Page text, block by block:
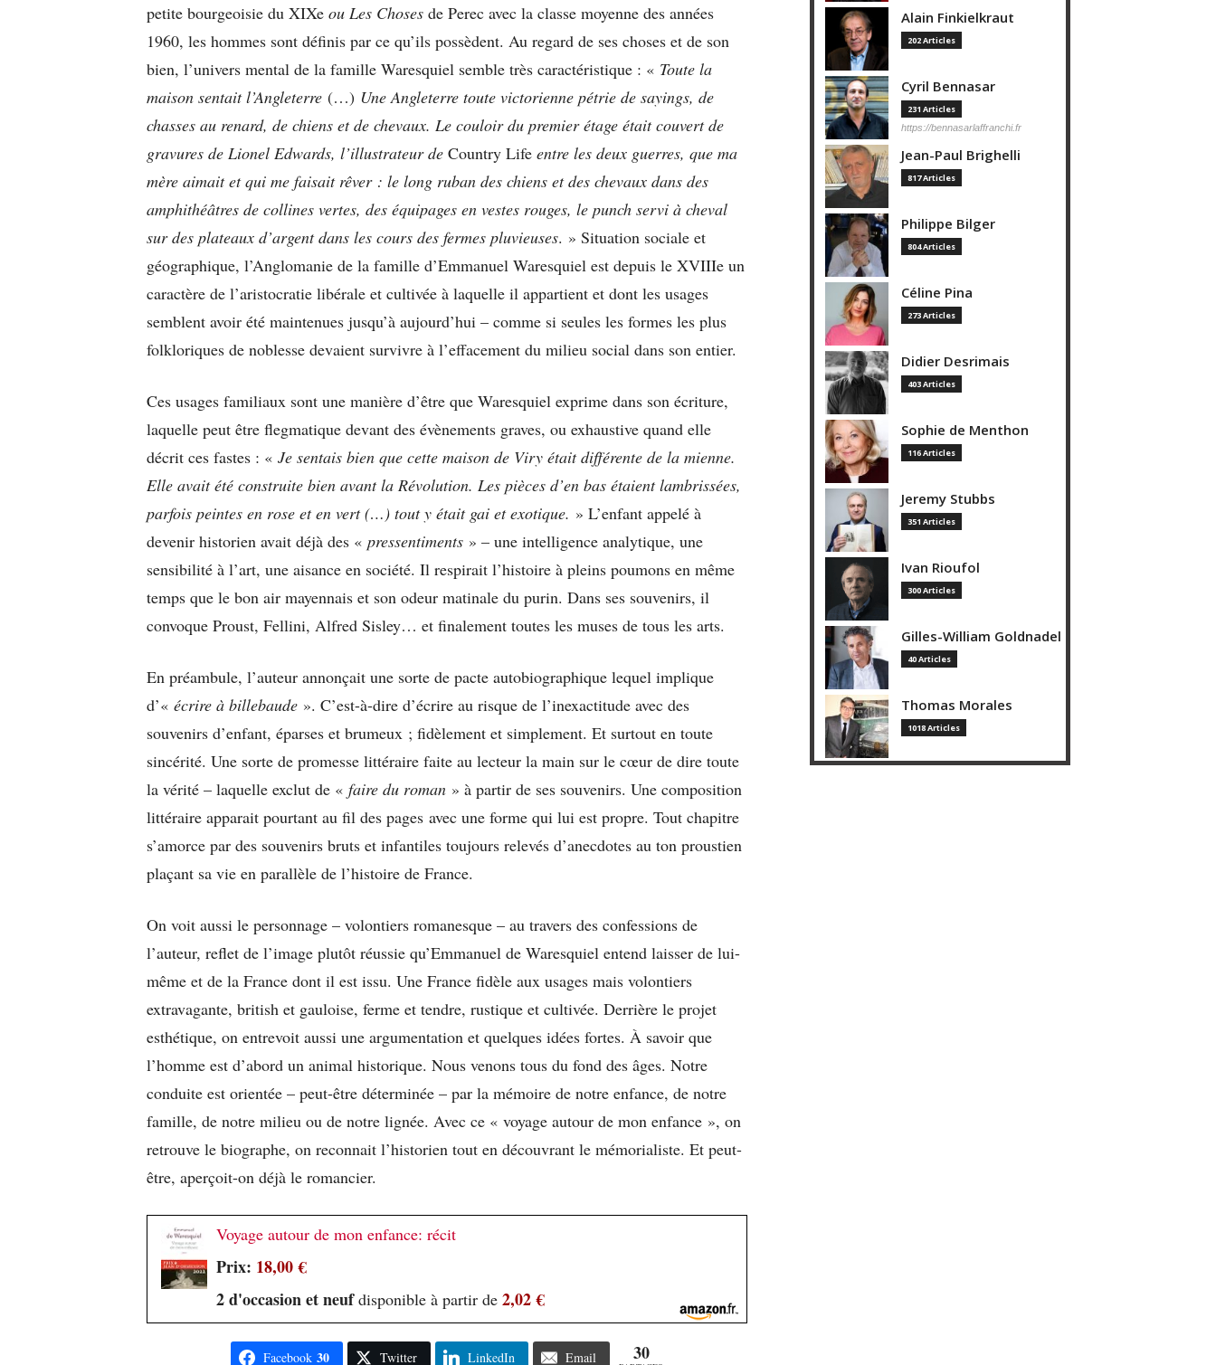
petite bourgeoisie du XIXe ou Les Choses de Perec avec la classe moyenne des années
1960, les hommes sont définis par ce qu’ils possèdent. Au regard de ses choses et de son
bien, l’univers mental de la famille Waresquiel semble très caractéristique : « Toute la
maison sentait l’Angleterre (…) Une Angleterre toute victorienne pétrie de sayings, de
chasses au renard, de chiens et de chevaux. Le couloir du premier étage était couvert de
gravures de Lionel Edwards, l’illustrateur de Country Life entre les deux guerres, que ma
mère aimait et qui me faisait rêver : le long ruban des chiens et des chevaux dans des
amphithéâtres de collines vertes, des équipages en vestes rouges, le punch servi à cheval
sur des plateaux d’argent dans les cours des fermes pluvieuses. » Situation sociale et
géographique, l’Anglomanie de la famille d’Emmanuel Waresquiel est depuis le XVIIIe un
caractère de l’aristocratie libérale et cultivée à laquelle il appartient et dont les usages
semblent avoir été maintenues jusqu’à aujourd’hui – comme si seules les formes les plus
folkloriques de noblesse devaient survivre à l’effacement du milieu social dans son entier.
Ces usages familiaux sont une manière d’être que Waresquiel exprime dans son écriture,
laquelle peut être flegmatique devant des évènements graves, ou exhaustive quand elle
décrit ces fastes : « Je sentais bien que cette maison de Viry était différente de la mienne.
Elle avait été construite bien avant la Révolution. Les pièces d’en bas étaient lambrissées,
parfois peintes en rose et en vert (…) tout y était gai et exotique. » L’enfant appelé à
devenir historien avait déjà des « pressentiments » – une intelligence analytique, une
sensibilité à l’art, une aisance en société. Il respirait l’histoire à pleins poumons en même
temps que le bon air mayennais et son odeur matinale du purin. Dans ses souvenirs, il
convoque Proust, Fellini, Alfred Sisley… et finalement toutes les muses de tous les arts.
En préambule, l’auteur annonçait une sorte de pacte autobiographique lequel implique
d’« écrire à billebaude ». C’est-à-dire d’écrire au risque de l’inexactitude avec des
souvenirs d’enfant, éparses et brumeux ; fidèlement et simplement. Et surtout en toute
sincérité. Une sorte de promesse littéraire faite au lecteur la main sur le cœur de dire toute
la vérité – laquelle exclut de « faire du roman » à partir de ses souvenirs. Une composition
littéraire apparait pourtant au fil des pages avec une forme qui lui est propre. Tout chapitre
s’amorce par des souvenirs bruts et infantiles toujours relevés d’anecdotes au ton proustien
plaçant sa vie en parallèle de l’histoire de France.
On voit aussi le personnage – volontiers romanesque – au travers des confessions de
l’auteur, reflet de l’image plutôt réussie qu’Emmanuel de Waresquiel entend laisser de lui-
même et de la France dont il est issu. Une France fidèle aux usages mais volontiers
extravagante, british et gauloise, ferme et tendre, rustique et cultivée. Derrière le projet
esthétique, on entrevoit aussi une argumentation et quelques idées fortes. À savoir que
l’homme est d’abord un animal historique. Nous venons tous du fond des âges. Notre
conduite est orientée – peut-être déterminée – par la mémoire de notre enfance, de notre
famille, de notre milieu ou de notre lignée. Avec ce « voyage autour de mon enfance », on
retrouve le biographe, on reconnait l’historien tout en découvrant le mémorialiste. Et peut-
être, aperçoit-on déjà le romancier.
Voyage autour de mon enfance: récit
Prix: 18,00 €
2 d'occasion et neufdisponible à partir de 2,02 €
Facebook 30 Twitter LinkedIn Email 30
Alain Finkielkraut
202 Articles
Cyril Bennasar
231 Articles
https://bennasarlaffranchi.fr
Jean-Paul Brighelli
817 Articles
Philippe Bilger
804 Articles
Céline Pina
273 Articles
Didier Desrimais
403 Articles
Sophie de Menthon
116 Articles
Jeremy Stubbs
351 Articles
Ivan Rioufol
300 Articles
Gilles-William Goldnadel
40 Articles
Thomas Morales
1018 Articles